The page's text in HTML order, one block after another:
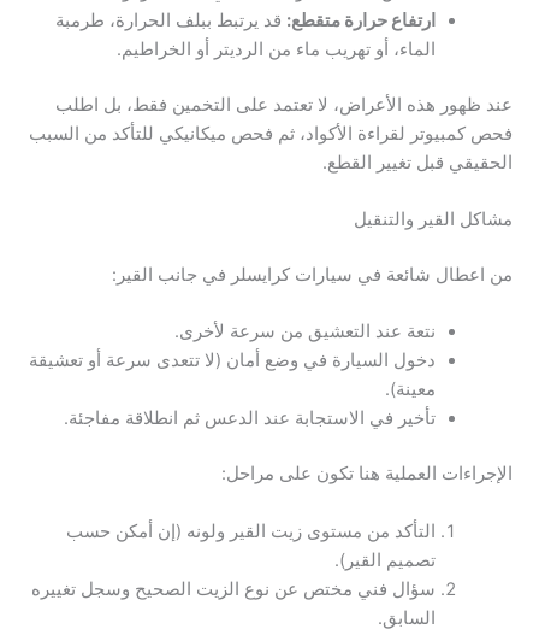
ارتفاع حرارة متقطع: قد يرتبط ببلف الحرارة، طرمبة
الماء، أو تهريب ماء من الرديتر أو الخراطيم.
عند ظهور هذه الأعراض، لا تعتمد على التخمين فقط، بل اطلب
فحص كمبيوتر لقراءة الأكواد، ثم فحص ميكانيكي للتأكد من السبب
الحقيقي قبل تغيير القطع.
مشاكل القير والتنقيل
من اعطال شائعة في سيارات كرايسلر في جانب القير:
نتعة عند التعشيق من سرعة لأخرى.
دخول السيارة في وضع أمان (لا تتعدى سرعة أو تعشيقة
معينة).
تأخير في الاستجابة عند الدعس ثم انطلاقة مفاجئة.
الإجراءات العملية هنا تكون على مراحل:
التأكد من مستوى زيت القير ولونه (إن أمكن حسب
تصميم القير).
سؤال فني مختص عن نوع الزيت الصحيح وسجل تغييره
السابق.